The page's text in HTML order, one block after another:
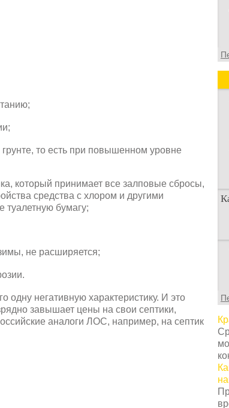
то есть при повышенном уровне
который принимает все залповые сбросы,
средства с хлором и другими
туалетную бумагу;
не расширяется;
одну негативную характеристику. И это
завышает цены на свои септики,
аналоги ЛОС, например, на септик